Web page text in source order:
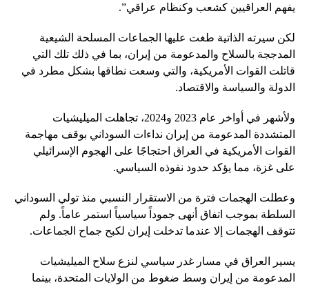
يفهم العراقيين كشعب وكنظام عراقي”.
لكن سيرته الذاتية طغت عليها الجماعات المسلحة الشيعية
المدججة بالسلاح والمدعومة من إيران، بما في ذلك تلك التي
قاتلت القوات الأمريكية، والتي وسعت نطاقها بشكل مطرد في
الدولة والسياسة والاقتصاد.
ولأشهر في أواخر عام 2023 و2024، تجاهلت الميليشيات
المتشددة المدعومة من إيران نداءات السوداني بوقف مهاجمة
القوات الأمريكية في العراق احتجاجًا على الهجوم الإسرائيلي
على غزة، مما يؤكد حدود نفوذه السياسي.
وعطلت الهجمات فترة من الاستقرار النسبي منذ تولي السوداني
السلطة بموجب اتفاق أنهى جموداً سياسياً استمر عاماً. ولم
تتوقف الهجمات إلا عندما تدخلت إيران لكبح جماح الجماعات.
يسير العراق في مسار غدر سياسي لنزع سلاح الميليشيات
المدعومة من إيران وسط ضغوط من الولايات المتحدة، بينما